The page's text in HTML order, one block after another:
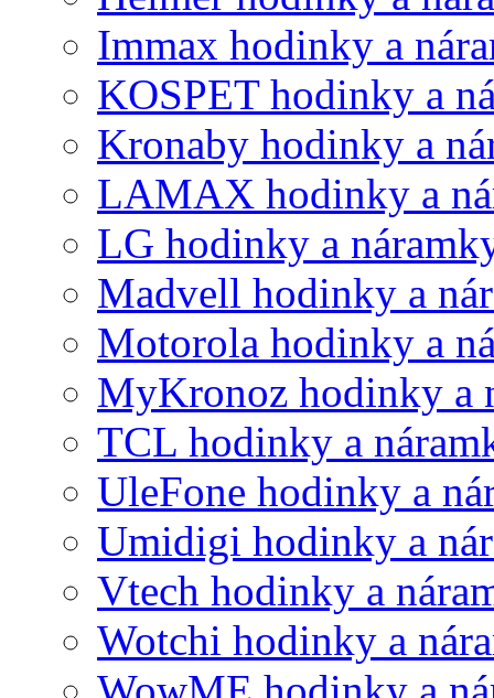
Immax hodinky a
KOSPET hodinky a
Kronaby hodinky a
LAMAX hodinky a
LG hodinky a
Madvell hodinky a
Motorola hodinky a
MyKronoz hodinky a
TCL hodinky a
UleFone hodinky a
Umidigi hodinky a
Vtech hodinky a
Wotchi hodinky a